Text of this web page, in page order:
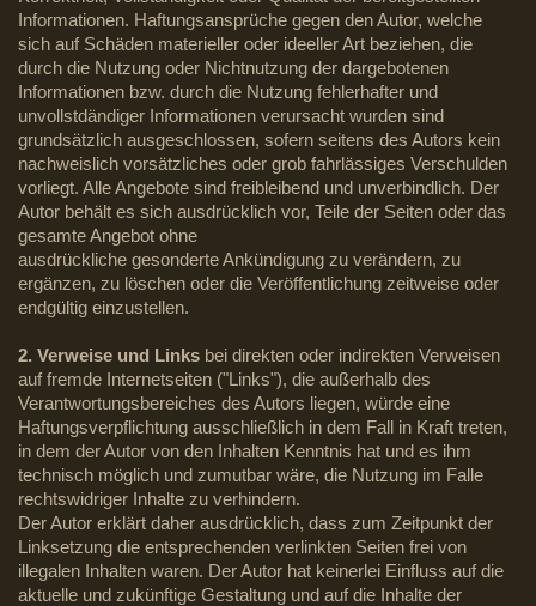
Informationen. Haftungsansprüche gegen den Autor, welche
sich auf Schäden materieller oder ideeller Art beziehen, die
durch die Nutzung oder Nichtnutzung der dargebotenen
Informationen bzw. durch die Nutzung fehlerhafter und
unvollstdändiger Informationen verursacht wurden sind
grundsätzlich ausgeschlossen, sofern seitens des Autors kein
nachweislich vorsätzliches oder grob fahrlässiges Verschulden
vorliegt. Alle Angebote sind freibleibend und unverbindlich. Der
Autor behält es sich ausdrücklich vor, Teile der Seiten oder das
gesamte Angebot ohne
ausdrückliche gesonderte Ankündigung zu verändern, zu
ergänzen, zu löschen oder die Veröffentlichung zeitweise oder
endgültig einzustellen.
2. Verweise und Links bei direkten oder indirekten Verweisen
auf fremde Internetseiten ("Links"), die außerhalb des
Verantwortungsbereiches des Autors liegen, würde eine
Haftungsverpflichtung ausschließlich in dem Fall in Kraft treten,
in dem der Autor von den Inhalten Kenntnis hat und es ihm
technisch möglich und zumutbar wäre, die Nutzung im Falle
rechtswidriger Inhalte zu verhindern.
Der Autor erklärt daher ausdrücklich, dass zum Zeitpunkt der
Linksetzung die entsprechenden verlinkten Seiten frei von
illegalen Inhalten waren. Der Autor hat keinerlei Einfluss auf die
aktuelle und zukünftige Gestaltung und auf die Inhalte der